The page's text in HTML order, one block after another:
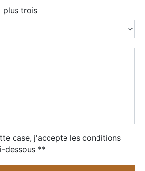
plus trois
case, j'accepte les conditions
dessous **